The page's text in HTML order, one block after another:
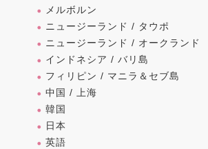
メルボルン
ニュージーランド / タウポ
ニュージーランド / オークランド
インドネシア / バリ島
フィリピン / マニラ＆セブ島
中国 / 上海
韓国
日本
英語